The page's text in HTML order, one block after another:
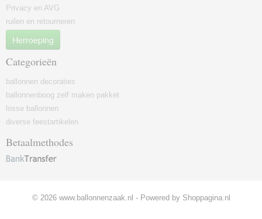
Privacy en AVG
ruilen en retourneren
Herroeping
Categorieën
ballonnen decoraties
ballonnenboog zelf maken pakket
losse ballonnen
diverse feestartikelen
Betaalmethodes
© 2026 www.ballonnenzaak.nl - Powered by Shoppagina.nl